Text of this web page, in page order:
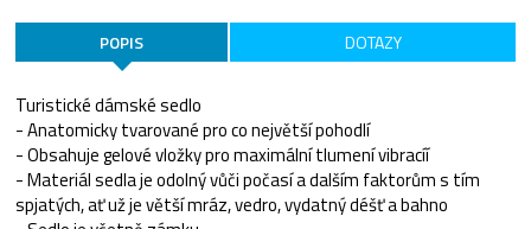
POPIS DOTAZY
Turistické dámské sedlo
- Anatomicky tvarované pro co největší pohodlí
- Obsahuje gelové vložky pro maximální tlumení vibracíí
- Materiál sedla je odolný vůči počasí a dalším faktorům s tím
spjatých, ať už je větší mráz, vedro, vydatný déšť a bahno